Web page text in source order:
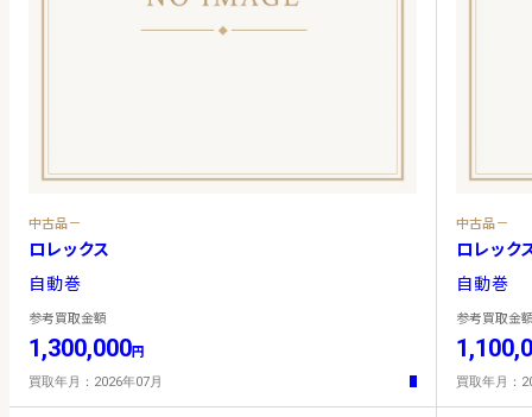
中古品－
ロレックス
自動巻
参考買取金額
1,300,000円
買取年月：2026年07月
中古品－
ロレック
自動巻
参考買取金
買取年月：